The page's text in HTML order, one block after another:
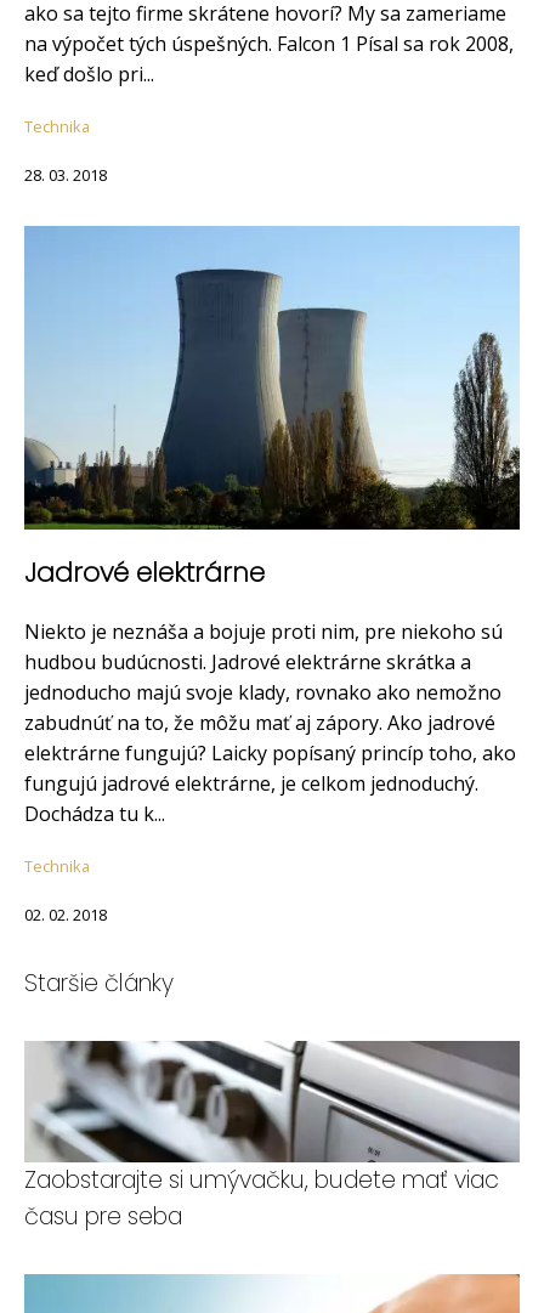
ako sa tejto firme skrátene hovorí? My sa zameriame
na výpočet tých úspešných. Falcon 1 Písal sa rok 2008,
keď došlo pri...
Technika
28. 03. 2018
Jadrové elektrárne
Niekto je neznáša a bojuje proti nim, pre niekoho sú
hudbou budúcnosti. Jadrové elektrárne skrátka a
jednoducho majú svoje klady, rovnako ako nemožno
zabudnúť na to, že môžu mať aj zápory. Ako jadrové
elektrárne fungujú? Laicky popísaný princíp toho, ako
fungujú jadrové elektrárne, je celkom jednoduchý.
Dochádza tu k...
Technika
02. 02. 2018
Staršie články
Zaobstarajte si umývačku, budete mať viac
času pre seba